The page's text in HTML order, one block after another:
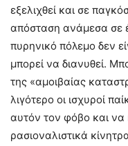
εξελιχθεί και σε
απόσταση ανάμεσα σε
πυρηνικό πόλεμο δεν
μπορεί να διανυθεί.
της «αμοιβαίας
λιγότερο οι ισχυροί
αυτόν τον φόβο και να
ρασιοναλιστικά